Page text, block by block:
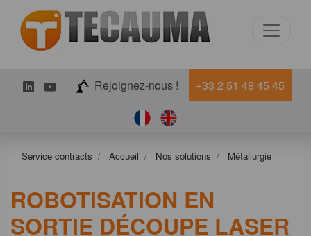
LinkedInYoutubeRejoignez-nous ! +33 2 51 48 45 45
Service contracts Accueil Nos solutions Métallurgie
ROBOTISATION EN
SORTIE DÉCOUPE LASER